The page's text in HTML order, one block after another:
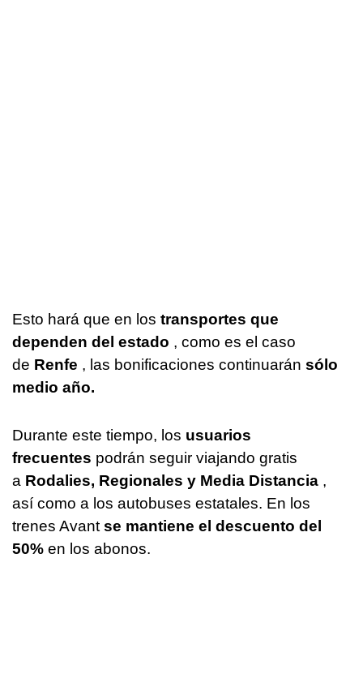
Esto hará que en los transportes que
dependen del estado , como es el caso
de Renfe , las bonificaciones continuarán sólo
medio año.
Durante este tiempo, los usuarios
frecuentes podrán seguir viajando gratis
a Rodalies, Regionales y Media Distancia ,
así como a los autobuses estatales. En los
trenes Avant se mantiene el descuento del
50% en los abonos.